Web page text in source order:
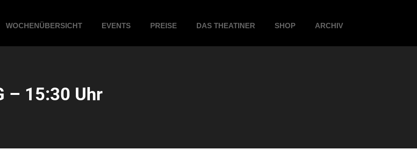
WOCHENÜBERSICHT EVENTS PREISE DAS THEATINER SHOP ARCHIV
– 15:30 Uhr